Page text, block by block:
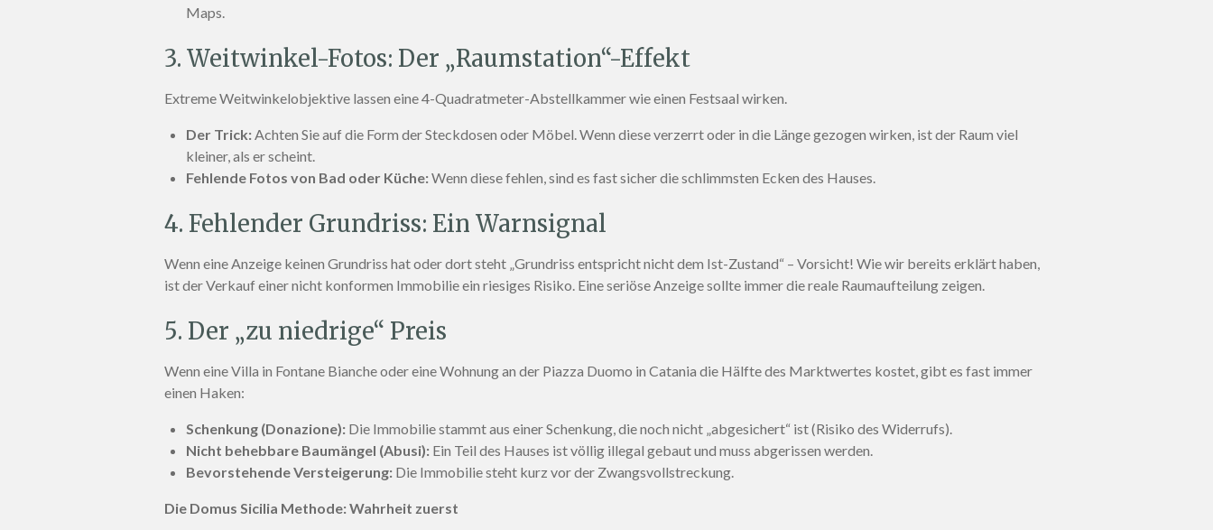
Maps.
3. Weitwinkel-Fotos: Der „Raumstation“-Effekt
Extreme Weitwinkelobjektive lassen eine 4-Quadratmeter-Abstellkammer wie einen Festsaal wirken.
Der Trick:Achten Sie auf die Form der Steckdosen oder Möbel. Wenn diese verzerrt oder in die Länge gezogen wirken, ist der Raum viel
kleiner, als er scheint.
Fehlende Fotos von Bad oder Küche:Wenn diese fehlen, sind es fast sicher die schlimmsten Ecken des Hauses.
4. Fehlender Grundriss: Ein Warnsignal
Wenn eine Anzeige keinen Grundriss hat oder dort steht „Grundriss entspricht nicht dem Ist-Zustand“ – Vorsicht! Wie wir bereits erklärt haben,
ist der Verkauf einer nicht konformen Immobilie ein riesiges Risiko. Eine seriöse Anzeige sollte immer die reale Raumaufteilung zeigen.
5. Der „zu niedrige“ Preis
Wenn eine Villa in Fontane Bianche oder eine Wohnung an der Piazza Duomo in Catania die Hälfte des Marktwertes kostet, gibt es fast immer
einen Haken:
Schenkung (Donazione): Die Immobilie stammt aus einer Schenkung, die noch nicht „abgesichert“ ist (Risiko des Widerrufs).
Nicht behebbare Baumängel (Abusi): Ein Teil des Hauses ist völlig illegal gebaut und muss abgerissen werden.
Bevorstehende Versteigerung: Die Immobilie steht kurz vor der Zwangsvollstreckung.
Die Domus Sicilia Methode: Wahrheit zuerst